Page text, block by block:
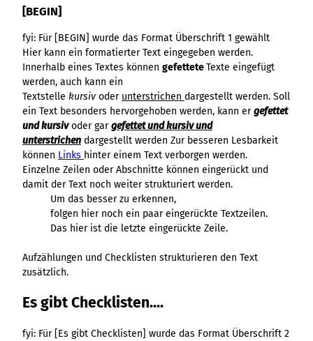
r
d
a
k
t
i
o
n
e
l
l
-
e
g
i
e
l
n
[BEGIN]
fyi: Für [BEGIN] wurde das Format Überschrift 1 gewählt
Hier kann ein formatierter Text eingegeben werden.
Innerhalb eines Textes können gefetteteTexte eingefügt
werden, auch kann ein
Textstelle kursivoder unterstrichen dargestellt werden. Soll
ein Text besonders hervorgehoben werden, kann ergefettet
und kursivoder gargefettet und kursiv und
unterstrichen dargestellt werden Zur besseren Lesbarkeit
können Links hinter einem Text verborgen werden.
Einzelne Zeilen oder Abschnitte können eingerückt und
damit der Text noch weiter strukturiert werden.
Um das besser zu erkennen,
folgen hier noch ein paar eingerückte Textzeilen.
Das hier ist die letzte eingerückte Zeile.
Aufzählungen und Checklisten strukturieren den Text
zusätzlich.
Es gibt Checklisten....
fyi: Für [Es gibt Checklisten] wurde das Format Überschrift 2